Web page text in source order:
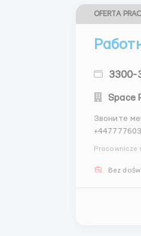
OFERTA
3300-
Space
Звоните
+447777603257 Telegram 📌
Pracownicze
Bez